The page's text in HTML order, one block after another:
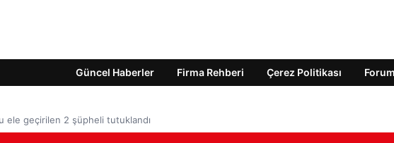
Güncel Haberler Firma Rehberi Çerez Politikası Forum
ele geçirilen 2 şüpheli tutuklandı